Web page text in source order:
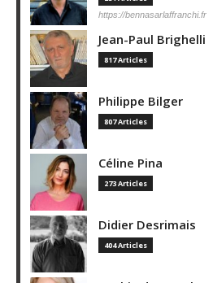
https://bennasarlaffranchi.fr
Jean-Paul Brighelli
817 Articles
Philippe Bilger
807 Articles
Céline Pina
273 Articles
Didier Desrimais
404 Articles